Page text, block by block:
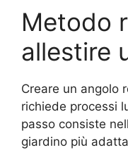
Metodo
allestire
Creare un angolo
richiede processi
passo consiste
giardino più